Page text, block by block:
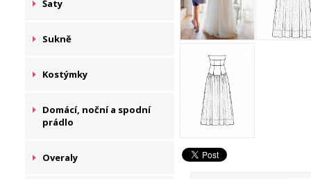
Šaty
Sukně
Kostýmky
Domácí, noční a spodní
prádlo
Overaly